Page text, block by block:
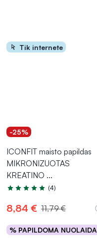
Tik internete
-25%
ICONFIT maisto papildas
MIKRONIZUOTAS
KREATINO ...
Įvertinimas 5.0 iš 5
(4)
8,84 € 11,79 €
% PAPILDOMA NUOLAIDA
Į krepšelį